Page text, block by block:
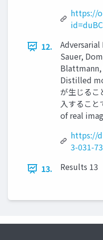
https://
12.
Sauer,
Blattmann,
Distilled
が生じるこ
入するこ
of real
https://
3-031-
13.
Results 13